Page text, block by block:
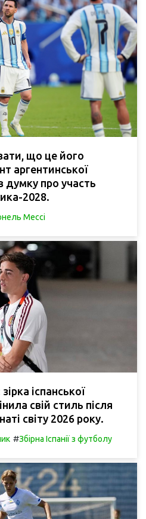
що це його
аргентинської
думку про участь
2028.
Мессі
іспанської
свій стиль після
світу 2026 року.
#Збірна Іспанії з футболу